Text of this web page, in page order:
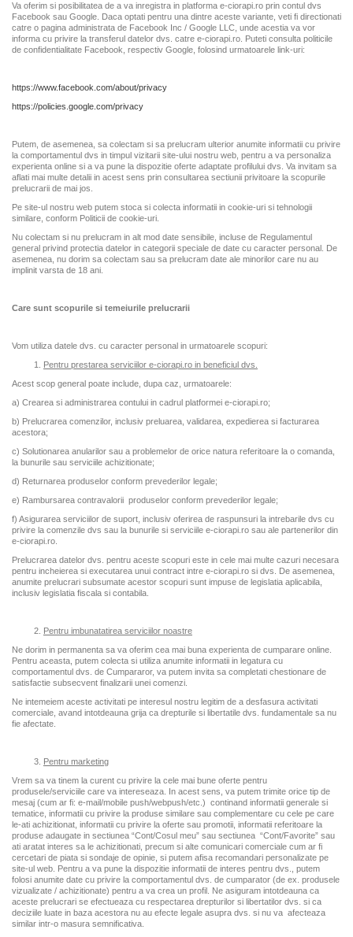
Va oferim si posibilitatea de a va inregistra in platforma e-ciorapi.ro prin contul dvs
Facebook sau Google. Daca optati pentru una dintre aceste variante, veti fi directionati
catre o pagina administrata de Facebook Inc / Google LLC, unde acestia va vor
informa cu privire la transferul datelor dvs. catre e-ciorapi.ro. Puteti consulta politicile
de confidentialitate Facebook, respectiv Google, folosind urmatoarele link-uri:
https://www.facebook.com/about/privacy
https://policies.google.com/privacy
Putem, de asemenea, sa colectam si sa prelucram ulterior anumite informatii cu privire
la comportamentul dvs in timpul vizitarii site-ului nostru web, pentru a va personaliza
experienta online si a va pune la dispozitie oferte adaptate profilului dvs. Va invitam sa
aflati mai multe detalii in acest sens prin consultarea sectiunii privitoare la scopurile
prelucrarii de mai jos.
Pe site-ul nostru web putem stoca si colecta informatii in cookie-uri si tehnologii
similare, conform Politicii de cookie-uri.
Nu colectam si nu prelucram in alt mod date sensibile, incluse de Regulamentul
general privind protectia datelor in categorii speciale de date cu caracter personal. De
asemenea, nu dorim sa colectam sau sa prelucram date ale minorilor care nu au
implinit varsta de 18 ani.
Care sunt scopurile si temeiurile prelucrarii
Vom utiliza datele dvs. cu caracter personal in urmatoarele scopuri:
Pentru prestarea serviciilor e-ciorapi.ro in beneficiul dvs.
Acest scop general poate include, dupa caz, urmatoarele:
a) Crearea si administrarea contului in cadrul platformei e-ciorapi.ro;
b) Prelucrarea comenzilor, inclusiv preluarea, validarea, expedierea si facturarea
acestora;
c) Solutionarea anularilor sau a problemelor de orice natura referitoare la o comanda,
la bunurile sau serviciile achizitionate;
d) Returnarea produselor conform prevederilor legale;
e) Rambursarea contravalorii produselor conform prevederilor legale;
f) Asigurarea serviciilor de suport, inclusiv oferirea de raspunsuri la intrebarile dvs cu
privire la comenzile dvs sau la bunurile si serviciile e-ciorapi.ro sau ale partenerilor din
e-ciorapi.ro.
Prelucrarea datelor dvs. pentru aceste scopuri este in cele mai multe cazuri necesara
pentru incheierea si executarea unui contract intre e-ciorapi.ro si dvs. De asemenea,
anumite prelucrari subsumate acestor scopuri sunt impuse de legislatia aplicabila,
inclusiv legislatia fiscala si contabila.
Pentru imbunatatirea serviciilor noastre
Ne dorim in permanenta sa va oferim cea mai buna experienta de cumparare online.
Pentru aceasta, putem colecta si utiliza anumite informatii in legatura cu
comportamentul dvs. de Cumpararor, va putem invita sa completati chestionare de
satisfactie subsecvent finalizarii unei comenzi.
Ne intemeiem aceste activitati pe interesul nostru legitim de a desfasura activitati
comerciale, avand intotdeauna grija ca drepturile si libertatile dvs. fundamentale sa nu
fie afectate.
Pentru marketing
Vrem sa va tinem la curent cu privire la cele mai bune oferte pentru
produsele/serviciile care va intereseaza. In acest sens, va putem trimite orice tip de
mesaj (cum ar fi: e-mail/mobile push/webpush/etc.) continand informatii generale si
tematice, informatii cu privire la produse similare sau complementare cu cele pe care
le-ati achizitionat, informatii cu privire la oferte sau promotii, informatii referitoare la
produse adaugate in sectiunea “Cont/Cosul meu” sau sectiunea “Cont/Favorite” sau
ati aratat interes sa le achizitionati, precum si alte comunicari comerciale cum ar fi
cercetari de piata si sondaje de opinie, si putem afisa recomandari personalizate pe
site-ul web. Pentru a va pune la dispozitie informatii de interes pentru dvs., putem
folosi anumite date cu privire la comportamentul dvs. de cumparator (de ex. produsele
vizualizate / achizitionate) pentru a va crea un profil. Ne asiguram intotdeauna ca
aceste prelucrari se efectueaza cu respectarea drepturilor si libertatilor dvs. si ca
deciziile luate in baza acestora nu au efecte legale asupra dvs. si nu va afecteaza
similar intr-o masura semnificativa.